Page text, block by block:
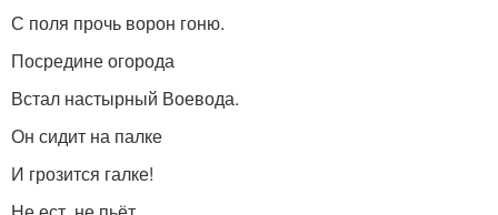
С поля прочь ворон гоню.
Посредине огорода
Встал настырный Воевода.
Он сидит на палке
И грозится галке!